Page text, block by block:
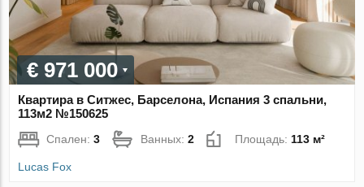
€ 971 000
Квартира в Ситжес, Барселона, Испания 3 спальни,
113м2 №150625
Спален:3 Ванных:2 Площадь:113 м²
Lucas Fox